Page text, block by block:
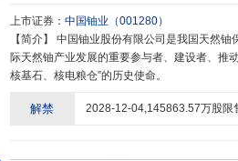
上市证券： 中国铀业 （001280）
【简介】
际天然铀产业发展的重要参与者、建设者、推
核基石、核电粮仓”的历史使命。
解禁 2028-12-04,145863.57万股限